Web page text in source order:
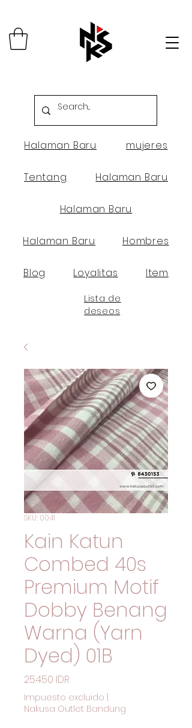
Halaman Baru mujeres
Tentang Halaman Baru
Halaman Baru
Halaman Baru Hombres
Blog Loyalitas Item
Lista de
deseos
SKU: 0041
Kain Katun
Combed 40s
Premium Motif
Dobby Benang
Warna (Yarn
Dyed) 01B
25.450 IDR
Impuesto excluido
Nakusa Outlet Bandung